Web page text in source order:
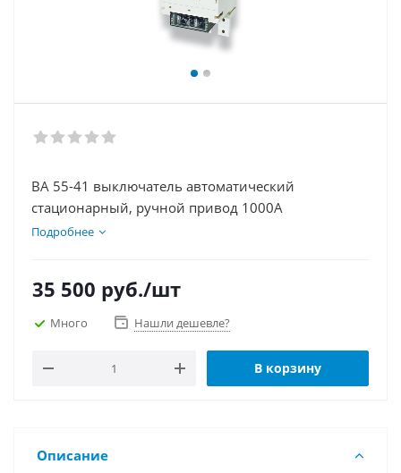
ВА 55-41 выключатель автоматический
стационарный, ручной привод 1000А
Подробнее
35 500 руб./шт
Много Нашли дешевле?
В корзину
Описание